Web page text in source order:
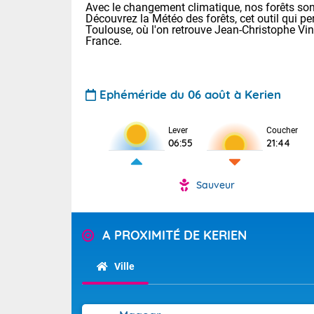
Tendance
Avec le changement climatique, nos forêts
Découvrez la Météo des forêts, cet outil qui
Toulouse, où l'on retrouve Jean-Christophe
France.
Ephéméride du 06 août à Kerien
Lever
06:55
Coucher
21:44
Sauveur
A PROXIMITÉ DE KERIEN
Ville
Voici les
22/13 Paris :
Clermont-
Limoges :
Lille : 24/12
territoire. On